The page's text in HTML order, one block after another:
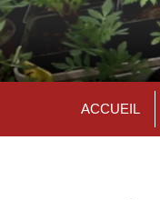
ACCUEIL